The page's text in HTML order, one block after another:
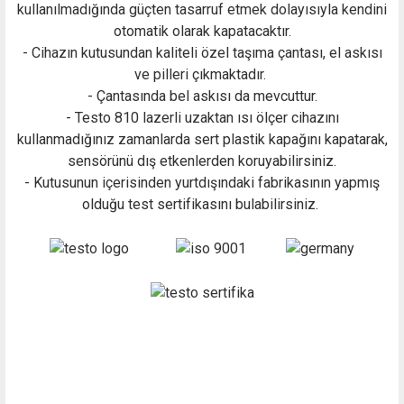
kullanılmadığında güçten tasarruf etmek dolayısıyla kendini
otomatik olarak kapatacaktır.
- Cihazın kutusundan kaliteli özel taşıma çantası, el askısı
ve pilleri çıkmaktadır.
- Çantasında bel askısı da mevcuttur.
- Testo 810 lazerli uzaktan ısı ölçer cihazını
kullanmadığınız zamanlarda sert plastik kapağını kapatarak,
sensörünü dış etkenlerden koruyabilirsiniz.
- Kutusunun içerisinden yurtdışındaki fabrikasının yapmış
olduğu test sertifikasını bulabilirsiniz.